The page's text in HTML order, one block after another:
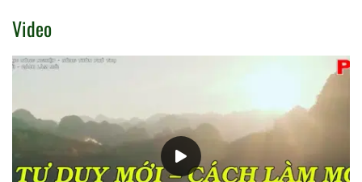
bình quân 400.000 đồng/hộ. Để nâng cao hoạt động sau
động theo hướng tinh gọn, tập trung vào các ngành nghề
chủ yếu như: Dịch vụ giống - vật tư - phân bón; dịch vụ tín
dụng nội bộ; trồng rừng.
Video